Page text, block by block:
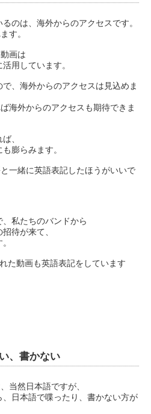
のは、海外からのアクセスです。
す。
画は
用しています。
、海外からのアクセスは見込めま
海外からのアクセスも期待できま
、
膨らみます。
一緒に英語表記したほうがいいで
私たちのバンドから
待が来て、
た動画も英語表記をしています
、書かない
当然日本語ですが、
日本語で喋ったり、書かない方が